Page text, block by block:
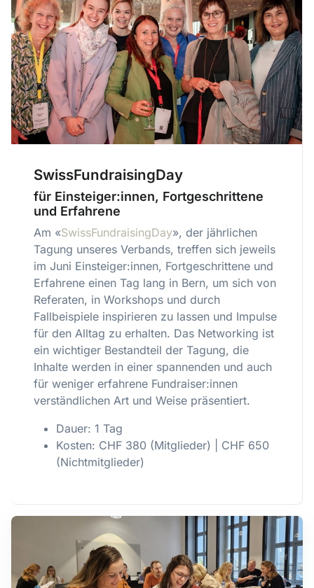
SwissFundraisingDay
für Einsteiger:innen, Fortgeschrittene
und Erfahrene
Am «SwissFundraisingDay», der jährlichen
Tagung unseres Verbands, treffen sich jeweils
im Juni Einsteiger:innen, Fortgeschrittene und
Erfahrene einen Tag lang in Bern, um sich von
Referaten, in Workshops und durch
Fallbeispiele inspirieren zu lassen und Impulse
für den Alltag zu erhalten. Das Networking ist
ein wichtiger Bestandteil der Tagung, die
Inhalte werden in einer spannenden und auch
für weniger erfahrene Fundraiser:innen
verständlichen Art und Weise präsentiert.
Dauer: 1 Tag
Kosten: CHF 380 (Mitglieder) | CHF 650
(Nichtmitglieder)